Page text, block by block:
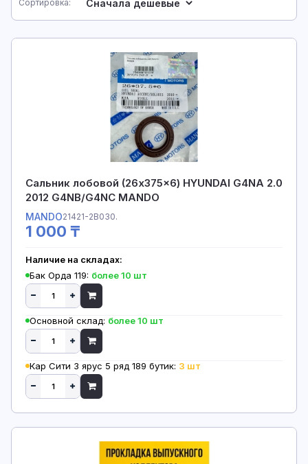
Сортировка:
Сальник лобовой (26x375x6) HYUNDAI G4NA 2.0
2012 G4NB/G4NC MANDO
MANDO21421-2B030.
1 000 ₸
Наличие на складах:
Бак Орда 119: более 10 шт
Основной склад: более 10 шт
Кар Сити 3 ярус 5 ряд 189 бутик: 3 шт